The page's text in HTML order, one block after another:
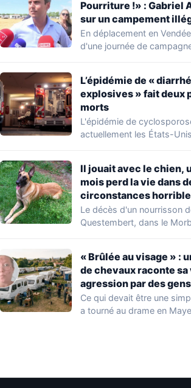
Pourriture !» : Gabriel
sur un campement
du voyage
En déplacement en
d'une journée de
L’épidémie de «
explosives » fait deux
morts
L'épidémie de
actuellement les États-
Il jouait avec le chien,
mois perd la vie dans
circonstances
Le décès d'un nourrisson
Questembert, dans le
« Brûlée au visage » :
de chevaux raconte
agression par des
Ce qui devait être une
a tourné au drame en